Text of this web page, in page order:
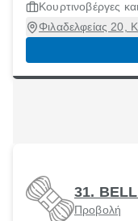
Κουρτινοβέργες
Φιλαδελφείας 20,
31.
Προβολή